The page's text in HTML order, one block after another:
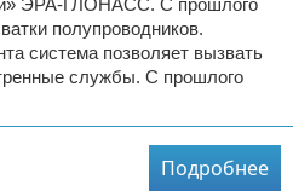
ЭРА-ГЛОНАСС. С прошлого
полупроводников.
система позволяет вызвать
службы. С прошлого
Подробнее